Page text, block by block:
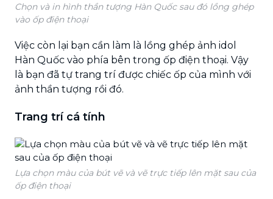
Chọn và in hình thần tượng Hàn Quốc sau đó lồng ghép
vào ốp điện thoại
Việc còn lại bạn cần làm là lồng ghép ảnh idol
Hàn Quốc vào phía bên trong ốp điện thoại. Vậy
là bạn đã tự trang trí được chiếc ốp của mình với
ảnh thần tượng rồi đó.
Trang trí cá tính
Lựa chọn màu của bút vẽ và vẽ trực tiếp lên mặt sau của
ốp điện thoại